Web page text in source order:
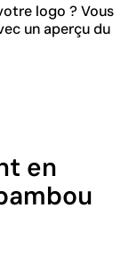
logo ? Vous
un aperçu du
en